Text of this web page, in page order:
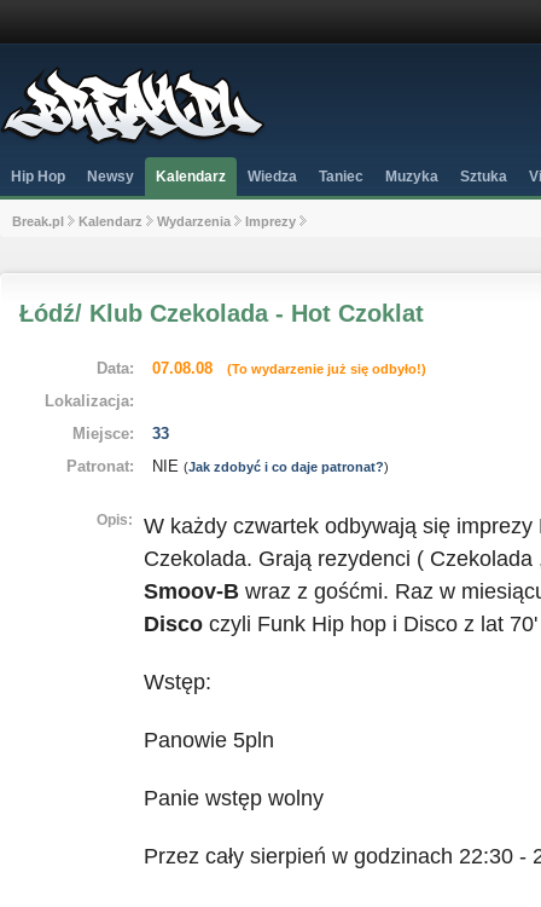
Hip Hop Newsy Kalendarz Wiedza Taniec Muzyka Sztuka
Break.pl Kalendarz Wydarzenia Imprezy
Łódź/ Klub Czekolada - Hot Czoklat
Data: 07.08.08 (To wydarzenie już się odbyło!)
Lokalizacja:
Miejsce:
33
Patronat:
NIE (Jak zdobyć i co daje patronat?)
Opis:
W każdy czwartek odbywają się imprezy
Czekolada. Grają rezydenci (
Smoov-B wraz z gośćmi. Raz w
Disco czyli Funk Hip hop i Disco z lat
Wstęp:
Panowie 5pln
Panie wstęp wolny
Przez cały sierpień w godzinach 22:30 -